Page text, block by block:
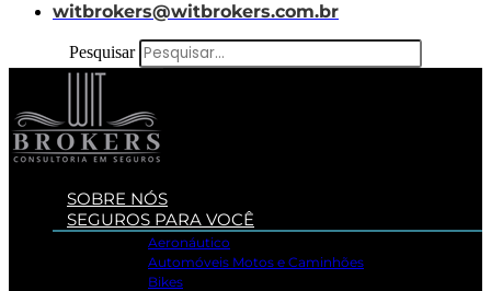
witbrokers@witbrokers.com.br
Pesquisar
SOBRE NÓS
SEGUROS PARA VOCÊ
Aeronáutico
Automóveis Motos e Caminhões
Bikes